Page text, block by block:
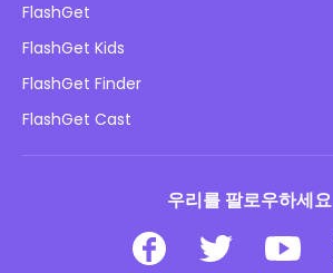
개인정보 처리방침
광고 정책
내 정보를 판매하지 마십시오
블로그
아동 온라인 안전
다운로드
FlashGet
FlashGet Kids
FlashGet Finder
FlashGet Cast
우리를 팔로우하세요